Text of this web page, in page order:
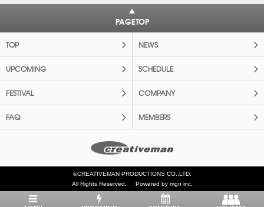
PAGETOP
TOP NEWS
UPCOMING SCHEDULE
FESTIVAL COMPANY
FAQ MEMBERS
©CREATIVEMAN PRODUCTIONS CO.,LTD.
All Rights Reserved.
Powered by mgn inc.